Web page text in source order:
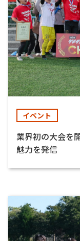
イベント
業界初の大会を
魅力を発信